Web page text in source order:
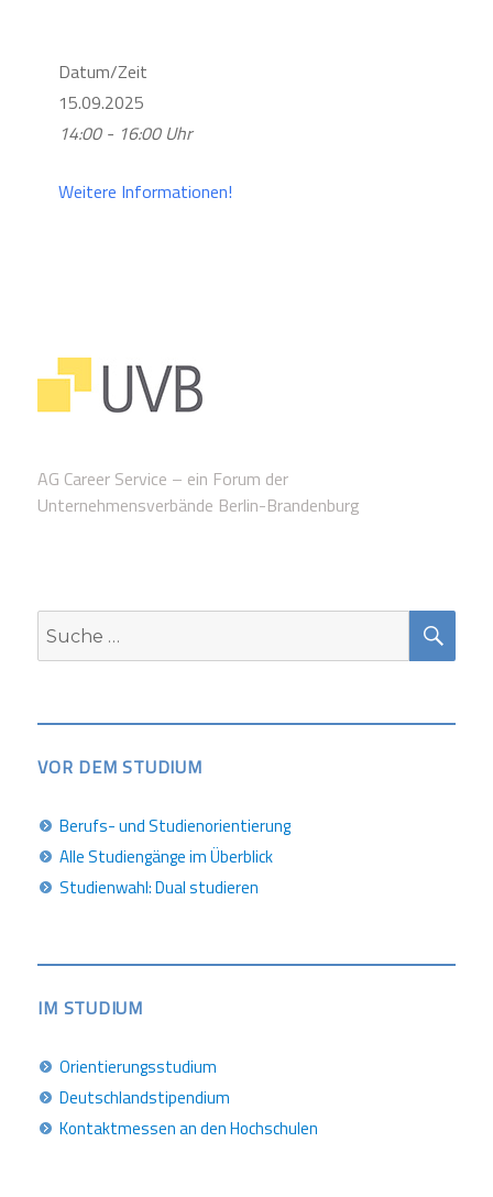
Datum/Zeit
15.09.2025
14:00 - 16:00 Uhr
Weitere Informationen!
AG Career Service – ein Forum der
Unternehmensverbände Berlin-Brandenburg
Suche
nach:
VOR DEM STUDIUM
Berufs- und Studienorientierung
Alle Studiengänge im Überblick
Studienwahl: Dual studieren
IM STUDIUM
Orientierungsstudium
Deutschlandstipendium
Kontaktmessen an den Hochschulen